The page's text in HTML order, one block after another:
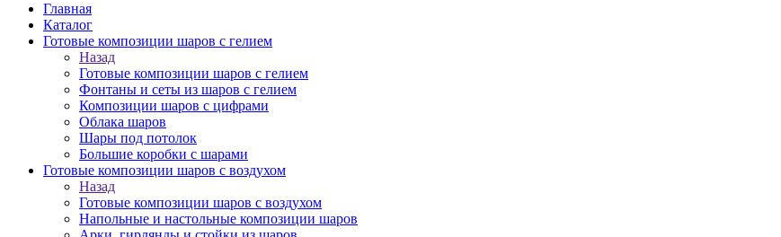
Главная
Каталог
Готовые композиции шаров с гелием
Назад
Готовые композиции шаров с гелием
Фонтаны и сеты из шаров с гелием
Композиции шаров с цифрами
Облака шаров
Шары под потолок
Большие коробки с шарами
Готовые композиции шаров с воздухом
Назад
Готовые композиции шаров с воздухом
Напольные и настольные композиции шаров